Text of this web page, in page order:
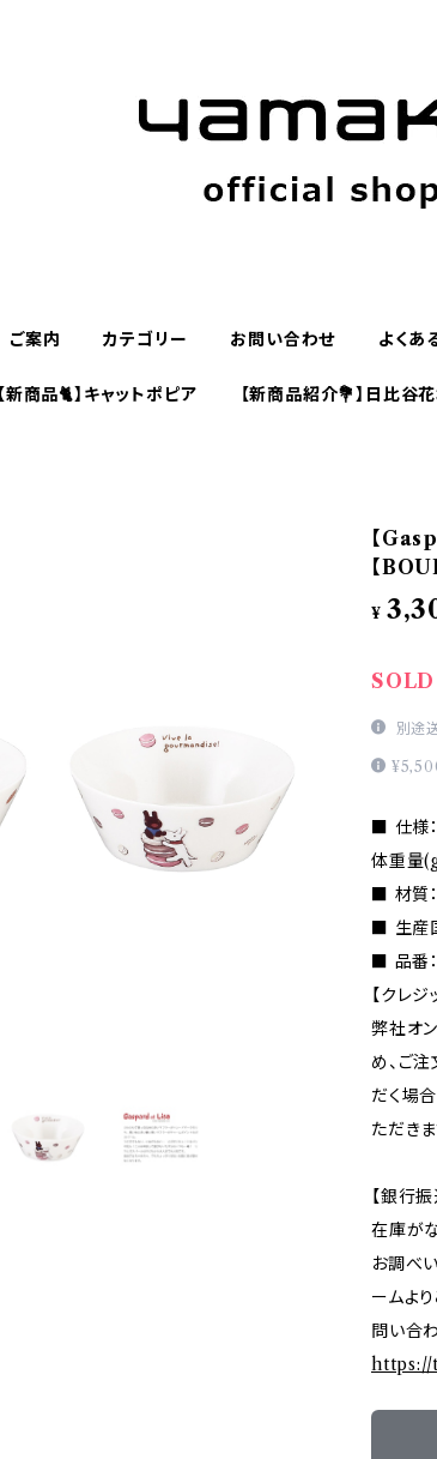
ご案内 カテゴリー お問い合わせ よくあ
【新商品🐈】キャットポピア 【新商品紹介💐】日比谷
【
【
¥
別途
■ 仕様
体重
■ 材質
■ 生産
■ 品番
【クレ
弊社オ
め、ご
だく場
ただきま
【銀行
在庫が
お調べ
ームよ
問い合